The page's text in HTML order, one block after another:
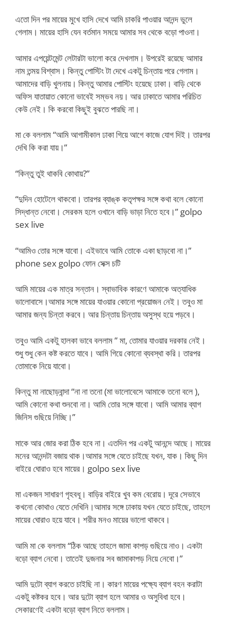
এতো দিন পর মায়ের মুখে হাসি দেখে আমি চাকরি পাওয়ার আনন্দ ভুলে
গেলাম। মায়ের হাসি যেন বর্তমান সময়ে আমার সব থেকে বড়ো পাওনা।
আমার এপয়েন্টমেন্ট লেটারটা ভালো করে দেখলাম। উপরেই রয়েছে আমার
নাম তন্ময় বিশ্বাস। কিন্তু পোস্টিং টা দেখে একটু চিন্তায় পরে গেলাম।
আমাদের বাড়ি খুলনায়। কিন্তু আমার পোস্টিং হয়েছে ঢাকা। বাড়ি থেকে
অফিস যাতায়াত কোনো ভাবেই সম্ভব নয়। আর ঢাকাতে আমার পরিচিত
কেউ নেই। কি করবো কিছুই বুঝতে পারছি না।
মা কে বললাম “আমি আগামীকাল ঢাকা গিয়ে আগে কাজে যোগ দিই। তারপর
দেখি কি করা যায়।”
“কিন্তু তুই থাকবি কোথায়?”
“দুদিন হোটেলে থাকবো। তারপর ব্যাঙ্ক কতৃপক্ষর সঙ্গে কথা বলে কোনো
সিদ্ধান্ত নেবো। সেরকম হলে ওখানে বাড়ি ভাড়া নিতে হবে।” golpo
sex live
“আমিও তোর সঙ্গে যাবো। এইভাবে আমি তোকে একা ছাড়বো না।”
phone sex golpo ফোন সেক্স চটি
আমি মায়ের এক মাত্র সন্তান। স্বাভাবিক কারণে আমাকে অত্যাধিক
ভালোবাসে।আমার সঙ্গে মায়ের যাওয়ার কোনো প্রয়োজন নেই। তবুও মা
আমার জন্য চিন্তা করবে। আর চিন্তায় চিন্তায় অসুস্থ হয়ে পড়বে।
তবুও আমি একটু হালকা ভাবে বললাম ” মা, তোমার যাওয়ার দরকার নেই।
শুধু শুধু কেন কষ্ট করতে যাবে। আমি গিয়ে কোনো ব্যবস্থা করি। তারপর
তোমাকে নিয়ে যাবো।
কিন্তু মা নাছোড়বান্দা “না না তনো (মা ভালোবেসে আমাকে তনো বলে ),
আমি কোনো কথা শুনবো না। আমি তোর সঙ্গে যাবো। আমি আমার ব্যাগ
জিনিস গুছিয়ে নিচ্ছি।”
মাকে আর জোর করা ঠিক হবে না। এতদিন পর একটু আনন্দে আছে। মায়ের
মনের আনন্দটা বজায় থাক।আমার সঙ্গে যেতে চাইছে যখন, যাক। কিছু দিন
বাইরে ঘোরাও হবে মায়ের। golpo sex live
মা একজন সাধারণ গৃহবধূ। বাড়ির বাইরে খুব কম বেরোয়। দূরে সেভাবে
কখনো কোথাও যেতে দেখিনি।আমার সঙ্গে ঢাকায় যখন যেতে চাইছে, তাহলে
মায়ের ঘোরাও হয়ে যাবে। শরীর মনও মায়ের ভালো থাকবে।
আমি মা কে বললাম “ঠিক আছে তাহলে জামা কাপড় গুছিয়ে নাও। একটা
বড়ো ব্যাগ নেবো। তাতেই দুজনার সব জামাকাপড় নিয়ে নেবো।”
আমি দুটো ব্যাগ করতে চাইছি না। কারণ মায়ের পক্ষ্যে ব্যাগ বহন করাটা
একটু কষ্টকর হবে। আর দুটো ব্যাগ হলে আমার ও অসুবিধা হবে।
সেকারণেই একটা বড়ো ব্যাগ নিতে বললাম।